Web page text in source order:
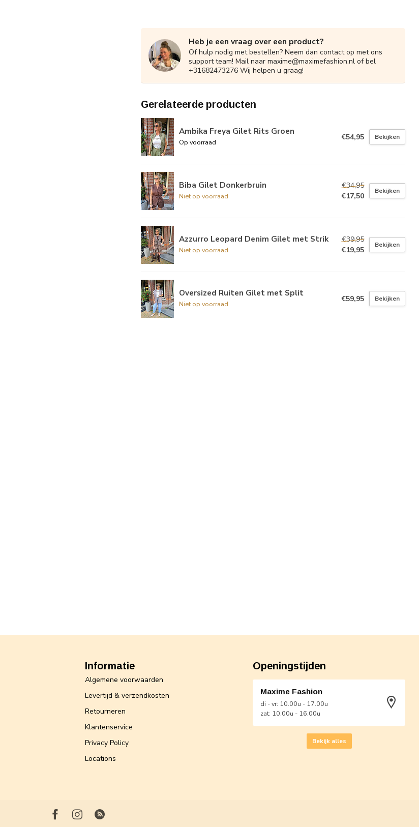
Heb je een vraag over een product?
Of hulp nodig met bestellen? Neem dan contact op met ons
support team! Mail naar maxime@maximefashion.nl of bel
+31682473276 Wij helpen u graag!
Gerelateerde producten
Ambika Freya Gilet Rits Groen
Op voorraad
€54,95 Bekijken
Biba Gilet Donkerbruin
Niet op voorraad
€34,95
€17,50
Bekijken
Azzurro Leopard Denim Gilet met Strik
Niet op voorraad
€39,95
€19,95
Bekijken
Oversized Ruiten Gilet met Split
Niet op voorraad
€59,95 Bekijken
Informatie
Algemene voorwaarden
Levertijd & verzendkosten
Retourneren
Klantenservice
Privacy Policy
Locations
Openingstijden
Maxime Fashion
di - vr: 10.00u - 17.00u
zat: 10.00u - 16.00u
Bekijk alles